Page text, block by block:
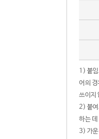
1) 붙
어의
쓰이지
2) 붙여
하는
3) 가운